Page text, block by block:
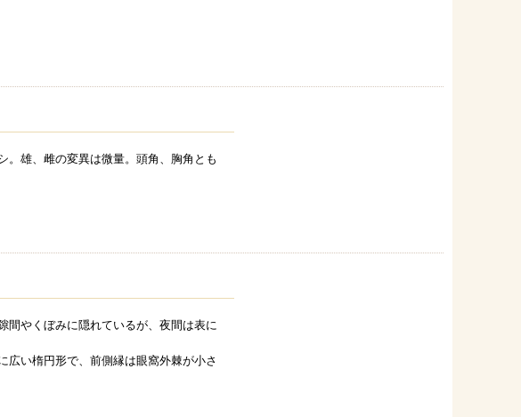
。雄、雌の変異は微量。頭角、胸角とも
間やくぼみに隠れているが、夜間は表に
広い楕円形で、前側縁は眼窩外棘が小さ